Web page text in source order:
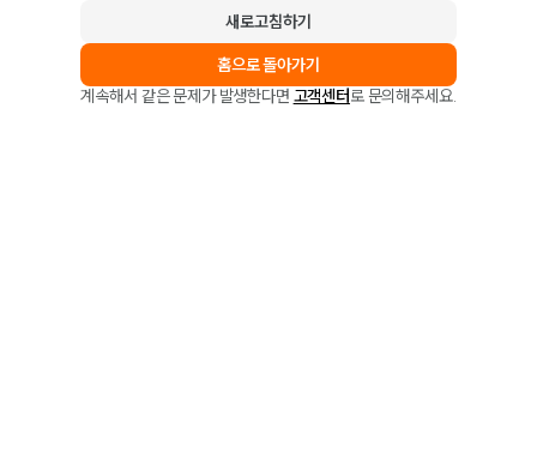
새로고침하기
홈으로 돌아가기
계속해서 같은 문제가 발생한다면 고객센터로 문의해주세요.